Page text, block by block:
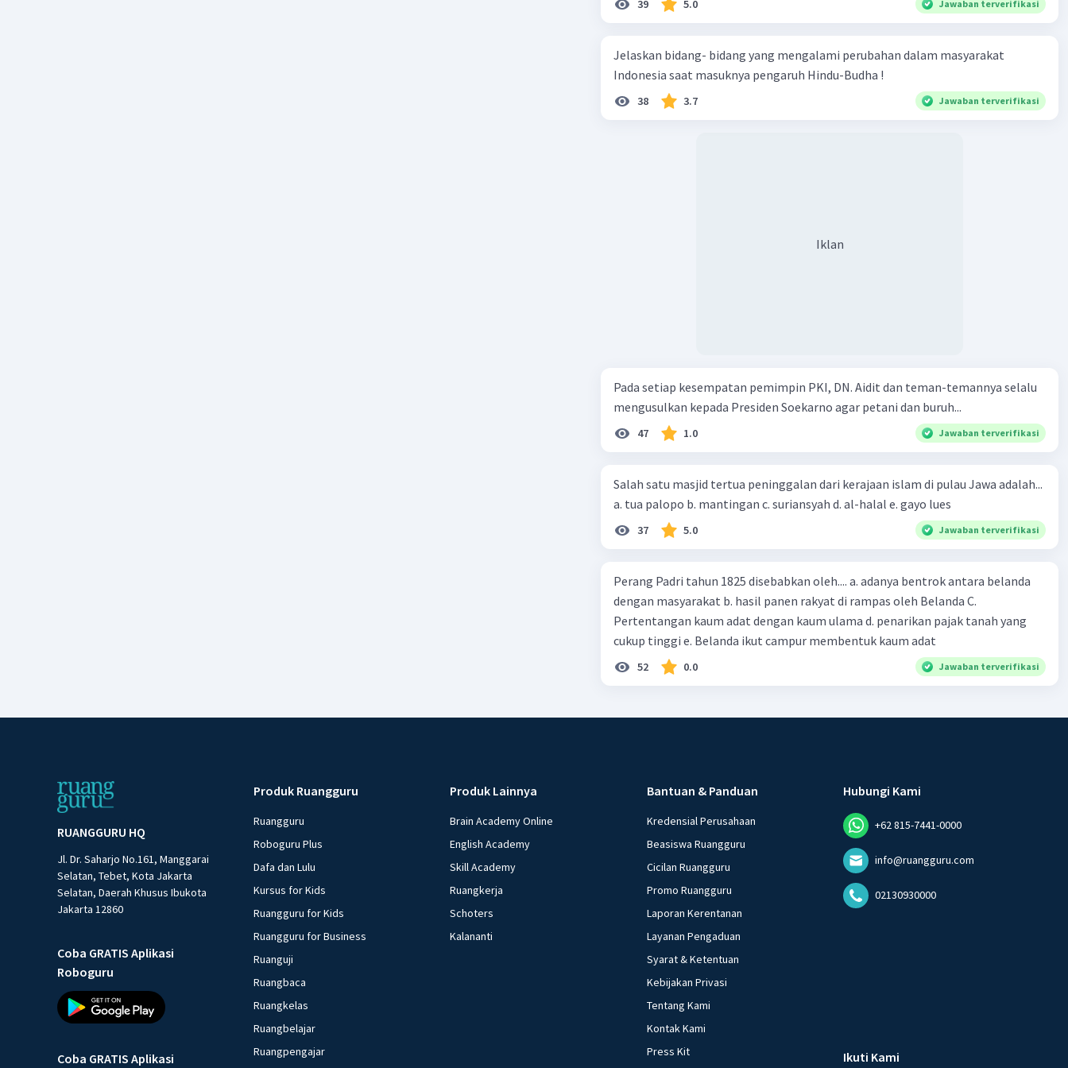
Dengan demikian, jawaban yang tepat, adalah Pada masa Kabinet Ali
II dalam program kerjanya pemberian hak otonomi kepada tiap tiap
daerah. Kebijakan tersebut dituangkan ke dalam Undang-Undang
Nomor 22 Tahun 1953. Berdasarkan undang-undang tersebut,
perubahan dilakukan setelah ditetapkannya UU No. 23 Tahun 2014.
Iklan
39 5.0 Jawaban terverifikasi
Jelaskan bidang- bidang yang mengalami perubahan dalam masyarakat
Indonesia saat masuknya pengaruh Hindu-Budha !
38 3.7 Jawaban terverifikasi
Iklan
Pada setiap kesempatan pemimpin PKI, DN. Aidit dan teman-temannya selalu
mengusulkan kepada Presiden Soekarno agar petani dan buruh...
47 1.0 Jawaban terverifikasi
Salah satu masjid tertua peninggalan dari kerajaan islam di pulau Jawa adalah...
a. tua palopo b. mantingan c. suriansyah d. al-halal e. gayo lues
37 5.0 Jawaban terverifikasi
Perang Padri tahun 1825 disebabkan oleh.... a. adanya bentrok antara belanda
dengan masyarakat b. hasil panen rakyat di rampas oleh Belanda C.
Pertentangan kaum adat dengan kaum ulama d. penarikan pajak tanah yang
cukup tinggi e. Belanda ikut campur membentuk kaum adat
52 0.0 Jawaban terverifikasi
RUANGGURU HQ
Jl. Dr. Saharjo No.161, Manggarai
Selatan, Tebet, Kota Jakarta
Selatan, Daerah Khusus Ibukota
Jakarta 12860
Coba GRATIS Aplikasi
Roboguru
Coba GRATIS Aplikasi
Produk Ruangguru
Ruangguru
Roboguru Plus
Dafa dan Lulu
Kursus for Kids
Ruangguru for Kids
Ruangguru for Business
Ruanguji
Ruangbaca
Ruangkelas
Ruangbelajar
Ruangpengajar
Produk Lainnya
Brain Academy Online
English Academy
Skill Academy
Ruangkerja
Schoters
Kalananti
Bantuan & Panduan
Kredensial Perusahaan
Beasiswa Ruangguru
Cicilan Ruangguru
Promo Ruangguru
Laporan Kerentanan
Layanan Pengaduan
Syarat & Ketentuan
Kebijakan Privasi
Tentang Kami
Kontak Kami
Press Kit
Hubungi Kami
+62 815-7441-0000
info@ruangguru.com
02130930000
Ikuti Kami